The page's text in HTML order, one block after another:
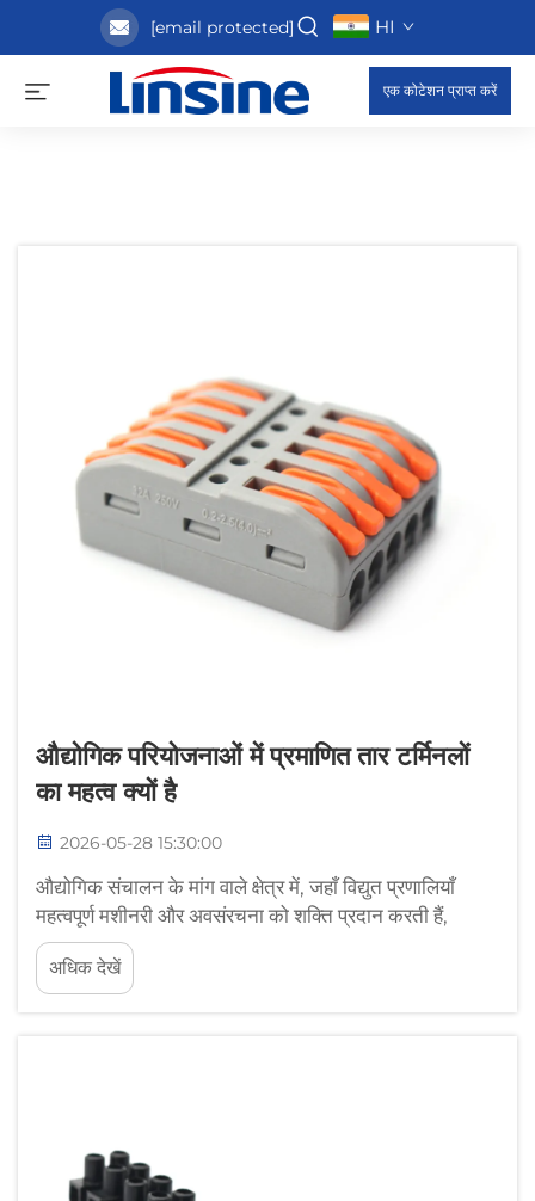
[email protected] HI
एक कोटेशन प्राप्त करें
औद्योगिक परियोजनाओं में प्रमाणित तार टर्मिनलों
का महत्व क्यों है
2026-05-28 15:30:00
औद्योगिक संचालन के मांग वाले क्षेत्र में, जहाँ विद्युत प्रणालियाँ
महत्वपूर्ण मशीनरी और अवसंरचना को शक्ति प्रदान करती हैं,
प्रत्येक घटक की विश्वसनीयता अत्यंत महत्वपूर्ण होती है। इन
घटकों में से, प्रमाणित तार टर्मिनल आधार के रूप में कार्य करते हैं...
अधिक देखें